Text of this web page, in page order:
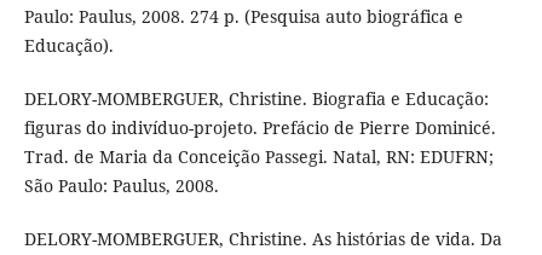
Paulo: Paulus, 2008. 274 p. (Pesquisa auto biográfica e
Educação).
DELORY-MOMBERGUER, Christine. Biografia e Educação:
figuras do indivíduo-projeto. Prefácio de Pierre Dominicé.
Trad. de Maria da Conceição Passegi. Natal, RN: EDUFRN;
São Paulo: Paulus, 2008.
DELORY-MOMBERGUER, Christine. As histórias de vida. Da